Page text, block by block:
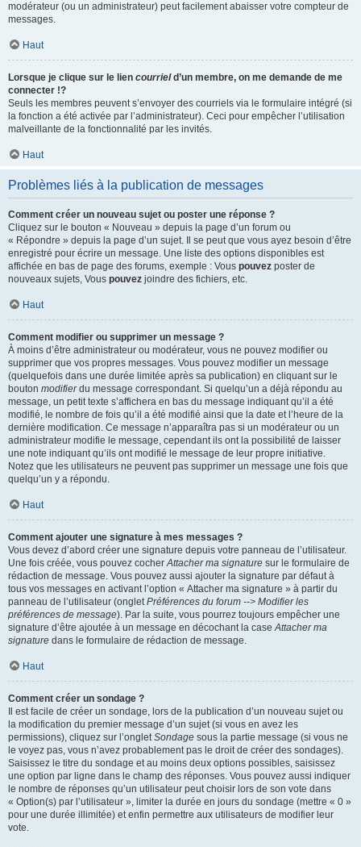
modérateur (ou un administrateur) peut facilement abaisser votre compteur de
messages.
Haut
Lorsque je clique sur le lien courrield’un membre, on me demande de me
connecter !?
Seuls les membres peuvent s’envoyer des courriels via le formulaire intégré (si
la fonction a été activée par l’administrateur). Ceci pour empêcher l’utilisation
malveillante de la fonctionnalité par les invités.
Haut
Problèmes liés à la publication de messages
Comment créer un nouveau sujet ou poster une réponse ?
Cliquez sur le bouton « Nouveau » depuis la page d’un forum ou
« Répondre » depuis la page d’un sujet. Il se peut que vous ayez besoin d’être
enregistré pour écrire un message. Une liste des options disponibles est
affichée en bas de page des forums, exemple : Vous pouvez poster de
nouveaux sujets, Vous pouvez joindre des fichiers, etc.
Haut
Comment modifier ou supprimer un message ?
À moins d’être administrateur ou modérateur, vous ne pouvez modifier ou
supprimer que vos propres messages. Vous pouvez modifier un message
(quelquefois dans une durée limitée après sa publication) en cliquant sur le
bouton modifierdu message correspondant. Si quelqu’un a déjà répondu au
message, un petit texte s’affichera en bas du message indiquant qu’il a été
modifié, le nombre de fois qu’il a été modifié ainsi que la date et l’heure de la
dernière modification. Ce message n’apparaîtra pas si un modérateur ou un
administrateur modifie le message, cependant ils ont la possibilité de laisser
une note indiquant qu’ils ont modifié le message de leur propre initiative.
Notez que les utilisateurs ne peuvent pas supprimer un message une fois que
quelqu’un y a répondu.
Haut
Comment ajouter une signature à mes messages ?
Vous devez d’abord créer une signature depuis votre panneau de l’utilisateur.
Une fois créée, vous pouvez cocherAttacher ma signature sur le formulaire de
rédaction de message. Vous pouvez aussi ajouter la signature par défaut à
tous vos messages en activant l’option « Attacher ma signature » à partir du
panneau de l’utilisateur (ongletPréférences du forum --> Modifier les
préférences de message). Par la suite, vous pourrez toujours empêcher une
signature d’être ajoutée à un message en décochant la caseAttacher ma
signature dans le formulaire de rédaction de message.
Haut
Comment créer un sondage ?
Il est facile de créer un sondage, lors de la publication d’un nouveau sujet ou
la modification du premier message d’un sujet (si vous en avez les
permissions), cliquez sur l’ongletSondage sous la partie message (si vous ne
le voyez pas, vous n’avez probablement pas le droit de créer des sondages).
Saisissez le titre du sondage et au moins deux options possibles, saisissez
une option par ligne dans le champ des réponses. Vous pouvez aussi indiquer
le nombre de réponses qu’un utilisateur peut choisir lors de son vote dans
« Option(s) par l’utilisateur », limiter la durée en jours du sondage (mettre « 0 »
pour une durée illimitée) et enfin permettre aux utilisateurs de modifier leur
vote.